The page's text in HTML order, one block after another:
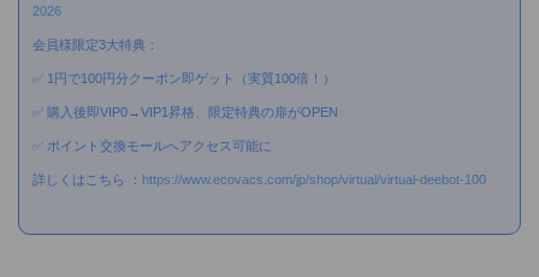
2026
会員様限定3大特典：
✅ 1円で100円分クーポン即ゲット（実質100倍！）
✅ 購入後即VIP0→VIP1昇格、限定特典の扉がOPEN
✅ ポイント交換モールへアクセス可能に
詳しくはこちら ： https://www.ecovacs.com/jp/shop/virtual/virtual-deebot-100